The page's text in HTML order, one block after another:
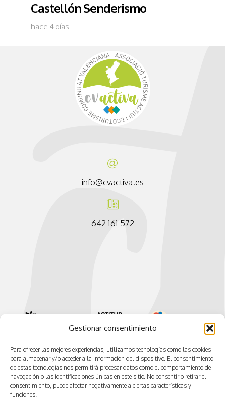
Gestionar consentimiento
Para ofrecer las mejores experiencias, utilizamos tecnologías como las cookies
para almacenar y/o acceder a la información del dispositivo. El consentimiento
de estas tecnologías nos permitirá procesar datos como el comportamiento de
navegación o las identificaciones únicas en este sitio. No consentir o retirar el
consentimiento, puede afectar negativamente a ciertas características y
funciones.
Castellón Senderismo
hace 4 días
info@cvactiva.es
642 161 572